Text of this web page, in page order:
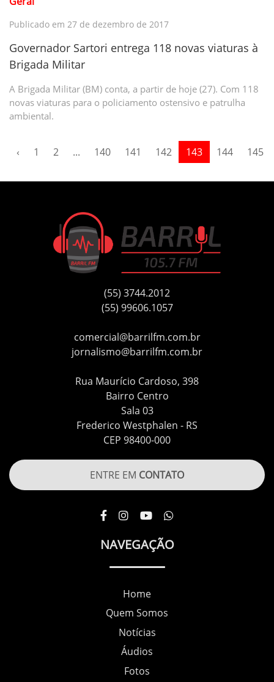
Publicado em 27 de dezembro de 2017
Governador Sartori entrega 118 novas viaturas à
Brigada Militar
A Brigada Militar (BM) conta, a partir de hoje (27). Com 118
novas viaturas para o policiamento ostensivo e patrulha
ambiental.
‹ 1 2 ... 140 141 142 143 144 145
(55) 3744.2012
(55) 99606.1057
comercial@barrilfm.com.br
jornalismo@barrilfm.com.br
Rua Maurício Cardoso, 398
Bairro Centro
Sala 03
Frederico Westphalen - RS
CEP 98400-000
ENTRE EM CONTATO
NAVEGAÇÃO
Home
Quem Somos
Notícias
Áudios
Fotos